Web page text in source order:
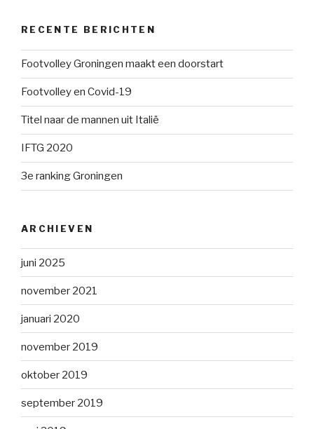
RECENTE BERICHTEN
Footvolley Groningen maakt een doorstart
Footvolley en Covid-19
Titel naar de mannen uit Italië
IFTG 2020
3e ranking Groningen
ARCHIEVEN
juni 2025
november 2021
januari 2020
november 2019
oktober 2019
september 2019